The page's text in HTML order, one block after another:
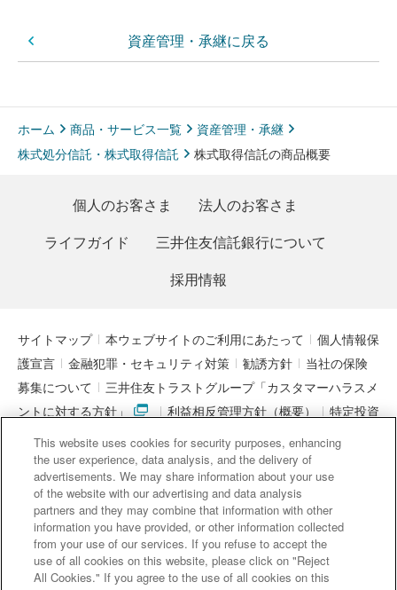
資産管理・承継に戻る
ホーム 商品・サービス一覧
資産管理・承継
株式処分信託・株式取得信託
株式取得信託の商品概要
個人のお客さま
法人のお客さま
ライフガイド
三井住友信託銀行について
採用情報
サイトマップ 本ウェブサイトのご利用にあたって
個人情報保
護宣言
金融犯罪・セキュリティ対策 勧誘方針
当社の保険
募集について
三井住友トラストグループ「カスタマーハラスメ
ントに対する方針」
利益相反管理方針（概要）
特定投資
家制度に関する期限日
電子決済等代行業者との連携について
「マネー・ローンダリング及びテロ資金供与対策に関するガイド
ライン」を踏まえた取り組み
アクセシビリティについて
契約代理業・銀行代理業・外国銀行代理業務について
金銭債権
等と預金等との誤認防止について
This website uses cookies for security purposes, enhancing
the user experience, data analysis, and the delivery of
advertisements. We may share information about your use
of the website with our advertising and data analysis
partners and they may combine that information with other
information you have provided, or other information collected
from your use of our services. If you refuse to accept the
use of all cookies on this website, please click on "Reject
All Cookies." If you agree to the use of all cookies on this